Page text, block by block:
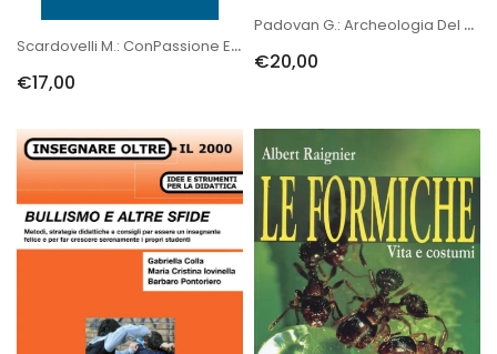
Scardovelli M.: ConPassione E Leggerezza
€17,00
Padovan G.: Archeologia Del Sottosuolo
€20,00